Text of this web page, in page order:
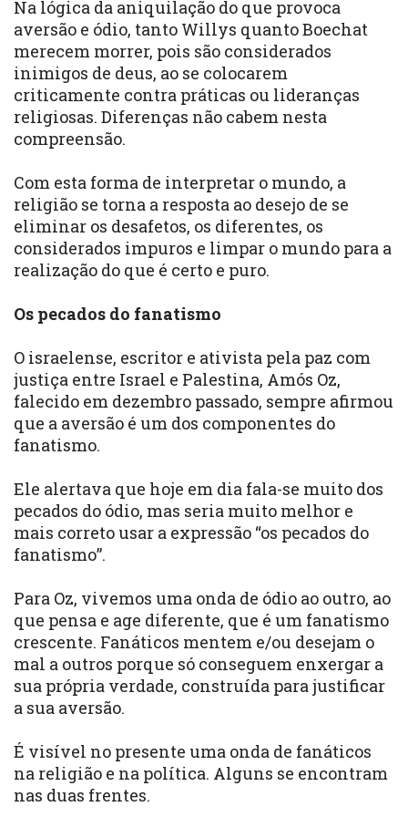
Na lógica da aniquilação do que provoca
aversão e ódio, tanto Willys quanto Boechat
merecem morrer, pois são considerados
inimigos de deus, ao se colocarem
criticamente contra práticas ou lideranças
religiosas. Diferenças não cabem nesta
compreensão.
Com esta forma de interpretar o mundo, a
religião se torna a resposta ao desejo de se
eliminar os desafetos, os diferentes, os
considerados impuros e limpar o mundo para a
realização do que é certo e puro.
Os pecados do fanatismo
O israelense, escritor e ativista pela paz com
justiça entre Israel e Palestina, Amós Oz,
falecido em dezembro passado, sempre afirmou
que a aversão é um dos componentes do
fanatismo.
Ele alertava que hoje em dia fala-se muito dos
pecados do ódio, mas seria muito melhor e
mais correto usar a expressão “os pecados do
fanatismo”.
Para Oz, vivemos uma onda de ódio ao outro, ao
que pensa e age diferente, que é um fanatismo
crescente. Fanáticos mentem e/ou desejam o
mal a outros porque só conseguem enxergar a
sua própria verdade, construída para justificar
a sua aversão.
É visível no presente uma onda de fanáticos
na religião e na política. Alguns se encontram
nas duas frentes.